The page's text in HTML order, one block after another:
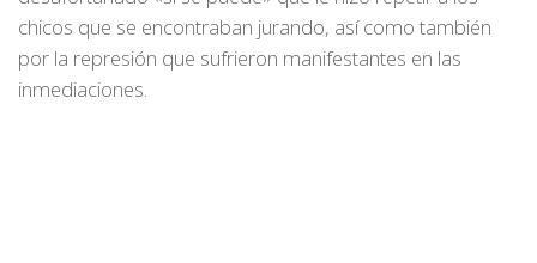
chicos que se encontraban jurando, así como también
por la represión que sufrieron manifestantes en las
inmediaciones.